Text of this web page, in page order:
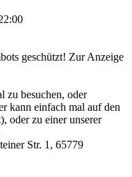
geschützt! Zur Anzeige
zu besuchen, oder
kann einfach mal auf den
oder zu einer unserer
Str. 1, 65779